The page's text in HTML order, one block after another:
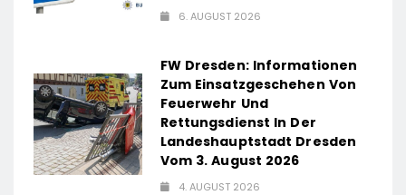
6. AUGUST 2026
FW Dresden: Informationen
Zum Einsatzgeschehen Von
Feuerwehr Und
Rettungsdienst In Der
Landeshauptstadt Dresden
Vom 3. August 2026
4. AUGUST 2026